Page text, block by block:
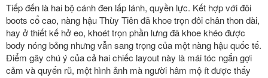
Tiếp đến là hai bộ cánh đen lấp lánh, quyền lực. Kết hợp với đôi
boots cổ cao, nàng hậu Thùy Tiên đã khoe trọn đôi chân thon dài,
hay ở thiết kế hở eo, khoét trọn phần lưng đã khoe khéo được
body nóng bỏng nhưng vẫn sang trọng của một nàng hậu quốc tế.
Điểm gây chú ý của cả hai chiếc layout này là mái tóc ngắn gợi
cảm và quyến rũ, một hình ảnh mà người hâm mộ ít được thấy